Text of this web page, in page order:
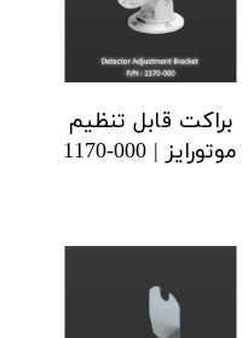
براکت قابل تنظیم
موتورایز | 000-1170